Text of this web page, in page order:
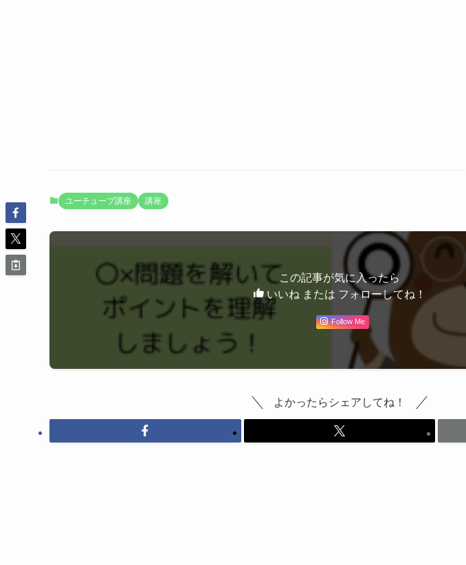
ユーチューブ講座 講座
この記事が気に入ったら
いいね または フォローしてね！
よかったらシェアしてね！